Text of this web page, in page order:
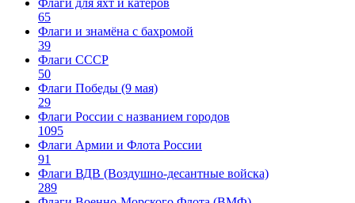
Флаги для яхт и катеров
65
Флаги и знамёна с бахромой
39
Флаги СССР
50
Флаги Победы (9 мая)
29
Флаги России с названием городов
1095
Флаги Армии и Флота России
91
Флаги ВДВ (Воздушно-десантные войска)
289